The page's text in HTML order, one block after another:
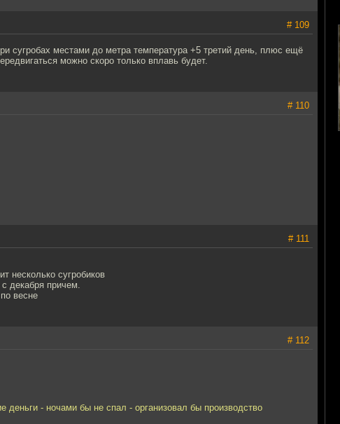
# 109
сугробах местами до метра температура +5 третий день, плюс ещё
можно скоро только вплавь будет.
# 110
# 111
несколько сугробиков
декабря причем.
весне
# 112
деньги - ночами бы не спал - организовал бы производство